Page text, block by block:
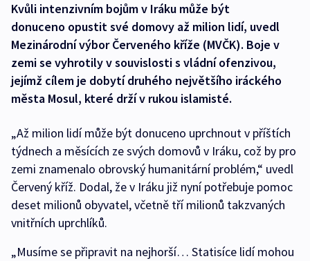
Kvůli intenzivním bojům v Iráku může být
donuceno opustit své domovy až milion lidí, uvedl
Mezinárodní výbor Červeného kříže (MVČK). Boje v
zemi se vyhrotily v souvislosti s vládní ofenzivou,
jejímž cílem je dobytí druhého největšího iráckého
města Mosul, které drží v rukou islamisté.
„Až milion lidí může být donuceno uprchnout v příštích
týdnech a měsících ze svých domovů v Iráku, což by pro
zemi znamenalo obrovský humanitární problém,“ uvedl
Červený kříž. Dodal, že v Iráku již nyní potřebuje pomoc
deset milionů obyvatel, včetně tří milionů takzvaných
vnitřních uprchlíků.
„Musíme se připravit na nejhorší… Statisíce lidí mohou